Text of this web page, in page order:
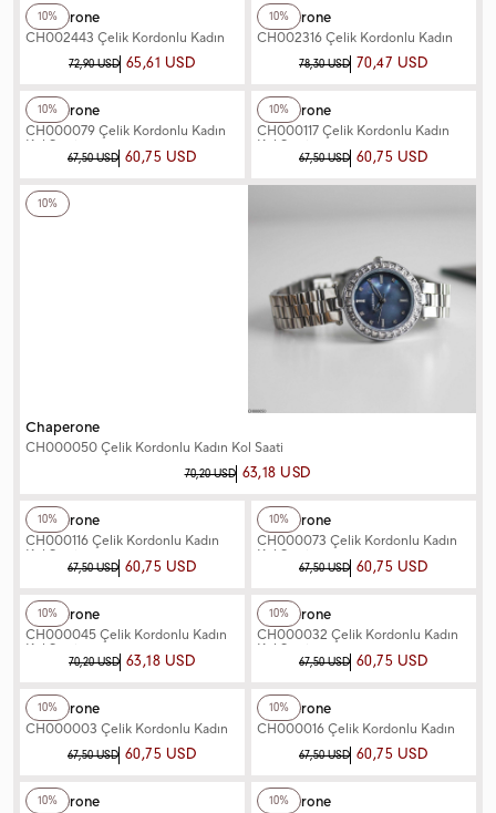
10%
Chaperone
CH002443 Çelik Kordonlu Kadın
72,90 USD 65,61 USD
10%
Chaperone
CH002316 Çelik Kordonlu Kadın
78,30 USD 70,47 USD
10%
Chaperone
CH000079 Çelik Kordonlu Kadın
Kol Saati
67,50 USD 60,75 USD
10%
Chaperone
CH000117 Çelik Kordonlu Kadın
Kol Saati
67,50 USD 60,75 USD
10%
Chaperone
CH000050 Çelik Kordonlu Kadın Kol Saati
70,20 USD 63,18 USD
10%
Chaperone
CH000116 Çelik Kordonlu Kadın
Kol Saati
67,50 USD 60,75 USD
10%
Chaperone
CH000073 Çelik Kordonlu Kadın
Kol Saati
67,50 USD 60,75 USD
10%
Chaperone
CH000045 Çelik Kordonlu Kadın
Kol Saati
70,20 USD 63,18 USD
10%
Chaperone
CH000032 Çelik Kordonlu Kadın
Kol Saati
67,50 USD 60,75 USD
10%
Chaperone
CH000003 Çelik Kordonlu Kadın
67,50 USD 60,75 USD
10%
Chaperone
CH000016 Çelik Kordonlu Kadın
67,50 USD 60,75 USD
10%
Chaperone 10%
Chaperone